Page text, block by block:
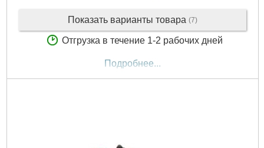
Показать варианты товара (7)
Отгрузка в течение 1-2 рабочих дней
Подробнее...